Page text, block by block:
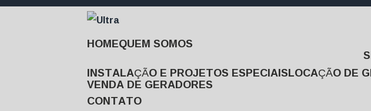
HOME QUEM SOMOS
INSTALAÇÃO E PROJETOS ESPECIAIS LOCAÇÃO DE
VENDA DE GERADORES
CONTATO